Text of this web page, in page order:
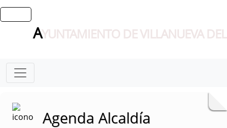
AYUNTAMIENTO DE VILLANUEVA
Agenda Alcaldía